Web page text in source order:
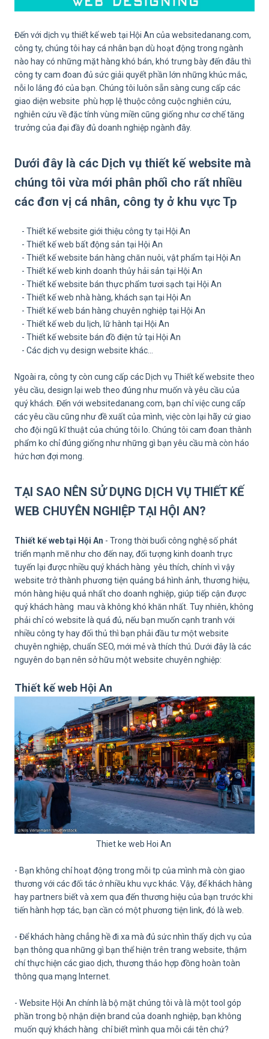
Đến với dịch vụ thiết kế web tại Hội An của websitedanang.com,
công ty, chúng tôi hay cá nhân bạn dù hoạt động trong ngành
nào hay có những mặt hàng khó bán, khó trưng bày đến đâu thì
công ty cam đoan đủ sức giải quyết phần lớn những khúc mắc,
nỗi lo lắng đó của bạn. Chúng tôi luôn sẵn sàng cung cấp các
giao diện website phù hợp lệ thuộc công cuộc nghiên cứu,
nghiên cứu về đặc tính vùng miền cũng giống như cơ chế tăng
trưởng của đại đầy đủ doanh nghiệp ngành đây.
Dưới đây là các Dịch vụ thiết kế website mà
chúng tôi vừa mới phân phối cho rất nhiều
các đơn vị cá nhân, công ty ở khu vực Tp
- Thiết kế website giới thiệu công ty tại Hội An
- Thiết kế web bất động sản tại Hội An
- Thiết kế website bán hàng chăn nuôi, vật phẩm tại Hội An
- Thiết kế web kinh doanh thủy hải sản tại Hội An
- Thiết kế website bán thực phẩm tươi sạch tại Hội An
- Thiết kế web nhà hàng, khách sạn tại Hội An
- Thiết kế web bán hàng chuyên nghiệp tại Hội An
- Thiết kế web du lịch, lữ hành tại Hội An
- Thiết kế website bán đồ điện tử tại Hội An
- Các dịch vụ design website khác…
Ngoài ra, công ty còn cung cấp các Dịch vụ Thiết kế website theo
yêu cầu, design lại web theo đúng như muốn và yêu cầu của
quý khách. Đến với websitedanang.com, bạn chỉ việc cung cấp
các yêu cầu cũng như đề xuất của mình, việc còn lại hãy cứ giao
cho đội ngũ kĩ thuật của chúng tôi lo. Chúng tôi cam đoan thành
phẩm ko chỉ đúng giống như những gì bạn yêu cầu mà còn háo
hức hơn đợi mong.
TẠI SAO NÊN SỬ DỤNG DỊCH VỤ THIẾT KẾ
WEB CHUYÊN NGHIỆP TẠI HỘI AN?
Thiết kế web tại Hội An - Trong thời buổi công nghệ số phát
triển mạnh mẽ như cho đến nay, đối tượng kinh doanh trực
tuyến lại được nhiều quý khách hàng yêu thích, chính vì vậy
website trở thành phương tiện quảng bá hình ảnh, thương hiệu,
món hàng hiệu quả nhất cho doanh nghiệp, giúp tiếp cận được
quý khách hàng mau và không khó khăn nhất. Tuy nhiên, không
phải chỉ có website là quá đủ, nếu bạn muốn cạnh tranh với
nhiều công ty hay đối thủ thì bạn phải đầu tư một website
chuyên nghiệp, chuẩn SEO, mới mẻ và thích thú. Dưới đây là các
nguyên do bạn nên sở hữu một website chuyên nghiệp:
Thiết kế web Hội An
Thiet ke web Hoi An
- Bạn không chỉ hoạt động trong mỗi tp của mình mà còn giao
thương với các đối tác ở nhiều khu vực khác. Vậy, để khách hàng
hay partners biết và xem qua đến thương hiệu của bạn trước khi
tiến hành hợp tác, bạn cần có một phương tiện link, đó là web.
- Để khách hàng chẳng hề đi xa mà đủ sức nhìn thấy dịch vụ của
bạn thông qua những gì bạn thể hiện trên trang website, thậm
chí thực hiện các giao dịch, thương thảo hợp đồng hoàn toàn
thông qua mạng Internet.
- Website Hội An chính là bộ mặt chúng tôi và là một tool góp
phần trong bộ nhận diện brand của doanh nghiệp, bạn không
muốn quý khách hàng chỉ biết mình qua mỗi cái tên chứ?